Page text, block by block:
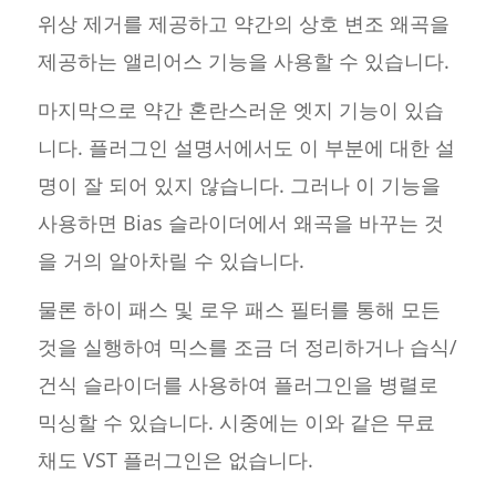
위상 제거를 제공하고 약간의 상호 변조 왜곡을
제공하는 앨리어스 기능을 사용할 수 있습니다.
마지막으로 약간 혼란스러운 엣지 기능이 있습
니다. 플러그인 설명서에서도 이 부분에 대한 설
명이 잘 되어 있지 않습니다. 그러나 이 기능을
사용하면 Bias 슬라이더에서 왜곡을 바꾸는 것
을 거의 알아차릴 수 있습니다.
물론 하이 패스 및 로우 패스 필터를 통해 모든
것을 실행하여 믹스를 조금 더 정리하거나 습식/
건식 슬라이더를 사용하여 플러그인을 병렬로
믹싱할 수 있습니다. 시중에는 이와 같은 무료
채도 VST 플러그인은 없습니다.